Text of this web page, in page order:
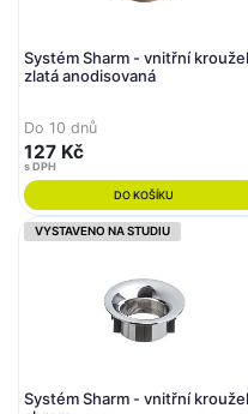
Systém Sharm - vnitřní
zlatá anodisovaná
Do 10 dnů
127 Kč
s DPH
DO KOŠÍKU
VYSTAVENO NA STUDIU
Systém Sharm - vnitřní